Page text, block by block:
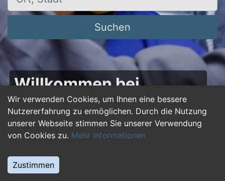
Wir verwenden Cookies, um Ihnen eine bessere
Nutzererfahrung zu ermöglichen. Durch die Nutzung
unserer Webseite stimmen Sie unserer Verwendung
von Cookies zu. Mehr Informationen
Zustimmen
Suchen
Willkommen bei
50plus-jobs.de – Dein
Portal für Jobs ab 50!
Du bist über 50 und suchst nach einer neuen
beruflichen Herausforderung oder einem
Jobwechsel? Auf